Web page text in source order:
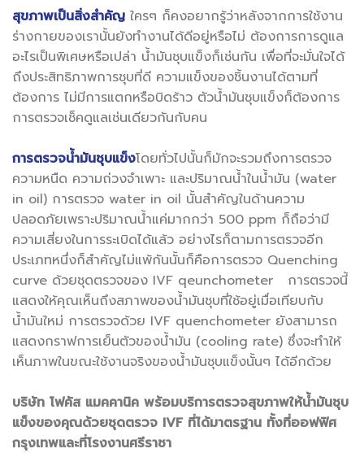
สุขภาพเป็นสิ่งสำคัญ ใครๆ ก็คงอยากรู้ว่าหลังจากการใช้งาน
ร่างกายของเรานั้นยังทำงานได้ดีอยู่หรือไม่ ต้องการการดูแล
อะไรเป็นพิเศษหรือเปล่า น้ำมันชุบแข็งก็เช่นกัน เพื่อที่จะมั่นใจได้
ถึงประสิทธิภาพการชุบที่ดี ความแข็งของชิ้นงานได้ตามที่
ต้องการ ไม่มีการแตกหรือบิดร้าว ตัวน้ำมันชุบแข็งก็ต้องการ
การตรวจเช็คดูแลเช่นเดียวกันกับคน
การตรวจน้ำมันชุบแข็งโดยทั่วไปนั้นก็มักจะรวมถึงการตรวจ
ความหนืด ความถ่วงจำเพาะ และปริมาณน้ำในน้ำมัน (water
in oil) การตรวจ water in oil นั้นสำคัญในด้านความ
ปลอดภัยเพราะปริมาณน้ำแค่มากกว่า 500 ppm ก็ถือว่ามี
ความเสี่ยงในการระเบิดได้แล้ว อย่างไรก็ตามการตรวจอีก
ประเภทหนึ่งก็สำคัญไม่แพ้กันนั้นก็คือการตรวจ Quenching
curve ด้วยชุดตรวจของ IVF qeunchometer การตรวจนี้
แสดงให้คุณเห็นถึงสภาพของน้ำมันชุบที่ใช้อยู่เมื่อเทียบกับ
น้ำมันใหม่ การตรวจด้วย IVF quenchometer ยังสามารถ
แสดงกราฟการเย็นตัวของน้ำมัน (cooling rate) ซึ่งจะทำให้
เห็นภาพในขณะใช้งานจริงของน้ำมันชุบแข็งนั้นๆ ได้อีกด้วย
บริษัท โฟคัส แมคคานิค พร้อมบริการตรวจสุขภาพให้น้ำมันชุบ
แข็งของคุณด้วยชุดตรวจ IVF ที่ได้มาตรฐาน ทั้งที่ออฟฟิศ
กรุงเทพและที่โรงงานศรีราชา